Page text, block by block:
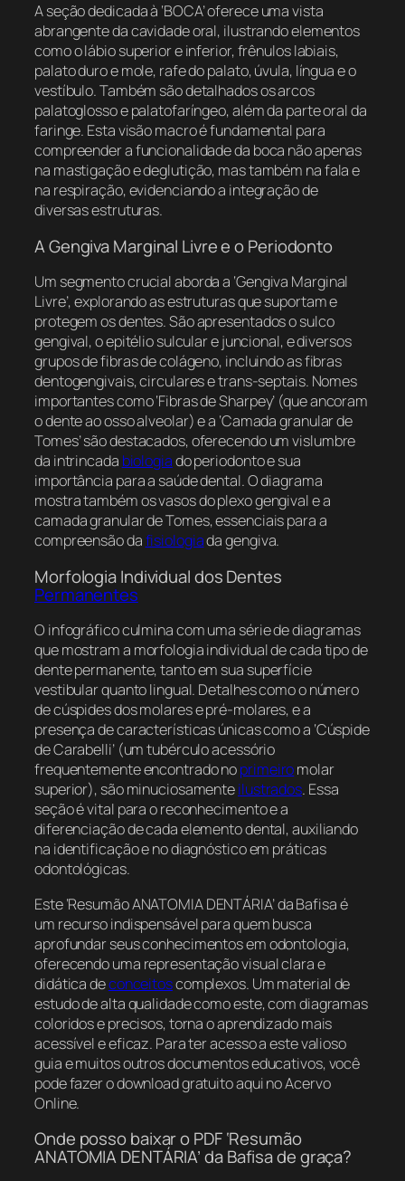
A seção dedicada à ‘BOCA’ oferece uma vista
abrangente da cavidade oral, ilustrando elementos
como o lábio superior e inferior, frênulos labiais,
palato duro e mole, rafe do palato, úvula, língua e o
vestíbulo. Também são detalhados os arcos
palatoglosso e palatofaríngeo, além da parte oral da
faringe. Esta visão macro é fundamental para
compreender a funcionalidade da boca não apenas
na mastigação e deglutição, mas também na fala e
na respiração, evidenciando a integração de
diversas estruturas.
A Gengiva Marginal Livre e o Periodonto
Um segmento crucial aborda a ‘Gengiva Marginal
Livre’, explorando as estruturas que suportam e
protegem os dentes. São apresentados o sulco
gengival, o epitélio sulcular e juncional, e diversos
grupos de fibras de colágeno, incluindo as fibras
dentogengivais, circulares e trans-septais. Nomes
importantes como ‘Fibras de Sharpey’ (que ancoram
o dente ao osso alveolar) e a ‘Camada granular de
Tomes’ são destacados, oferecendo um vislumbre
da intrincada biologiado periodonto e sua
importância para a saúde dental. O diagrama
mostra também os vasos do plexo gengival e a
camada granular de Tomes, essenciais para a
compreensão dafisiologiada gengiva.
Morfologia Individual dos Dentes
Permanentes
O infográfico culmina com uma série de diagramas
que mostram a morfologia individual de cada tipo de
dente permanente, tanto em sua superfície
vestibular quanto lingual. Detalhes como o número
de cúspides dos molares e pré-molares, e a
presença de características únicas como a ‘Cúspide
de Carabelli’ (um tubérculo acessório
frequentemente encontrado noprimeiromolar
superior), são minuciosamenteilustrados. Essa
seção é vital para o reconhecimento e a
diferenciação de cada elemento dental, auxiliando
na identificação e no diagnóstico em práticas
odontológicas.
Este ‘Resumão ANATOMIA DENTÁRIA’ da Bafisa é
um recurso indispensável para quem busca
aprofundar seus conhecimentos em odontologia,
oferecendo uma representação visual clara e
didática deconceitoscomplexos. Um material de
estudo de alta qualidade como este, com diagramas
coloridos e precisos, torna o aprendizado mais
acessível e eficaz. Para ter acesso a este valioso
guia e muitos outros documentos educativos, você
pode fazer o download gratuito aqui no Acervo
Online.
Onde posso baixar o PDF ‘Resumão
ANATOMIA DENTÁRIA’ da Bafisa de graça?